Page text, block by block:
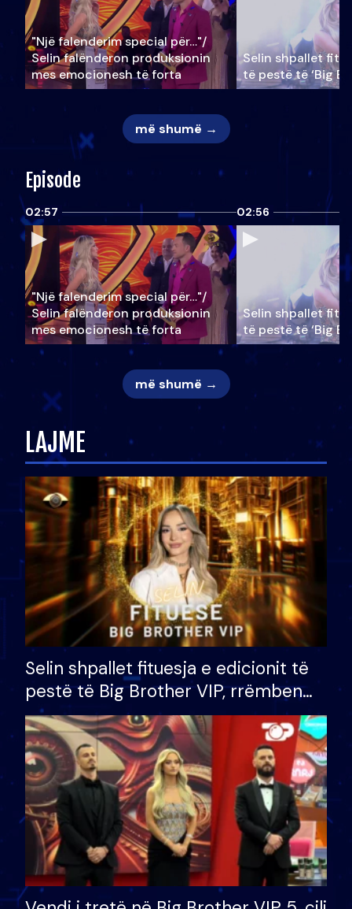
"Një falenderim special për…"/
Selin falënderon produksionin
mes emocionesh të forta
Selin shpallet
të pestë të ‘Big
më shumë →
Episode
02:57
"Një falenderim special për…"/
Selin falënderon produksionin
mes emocionesh të forta
02:56
Selin shpallet
të pestë të ‘Big
më shumë →
LAJME
Selin shpallet fituesja e edicionit të
pestë të Big Brother VIP, rrëmben
çmimin e madh prej 100 mijë eurosh